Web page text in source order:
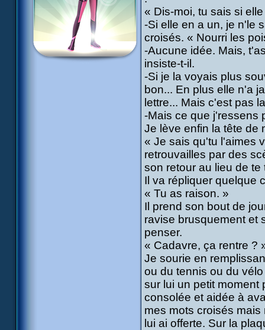
« Dis-moi, tu sais si
-Si elle en a un, je n'le
croisés. « Nourri les
-Aucune idée. Mais,
insiste-t-il.
-Si je la voyais plus
bon... En plus elle n'a
lettre... Mais c'est pas
-Mais ce que j'ressens
Je lève enfin la tête de
« Je sais qu'tu l'aimes
retrouvailles par des
son retour au lieu de
Il va répliquer quelque
« Tu as raison. »
Il prend son bout de
ravise brusquement et
penser.
« Cadavre, ça rentre ?
Je sourie en
ou du tennis ou du
sur lui un petit moment
consolée et aidée à
mes mots croisés
lui ai offerte. Sur la